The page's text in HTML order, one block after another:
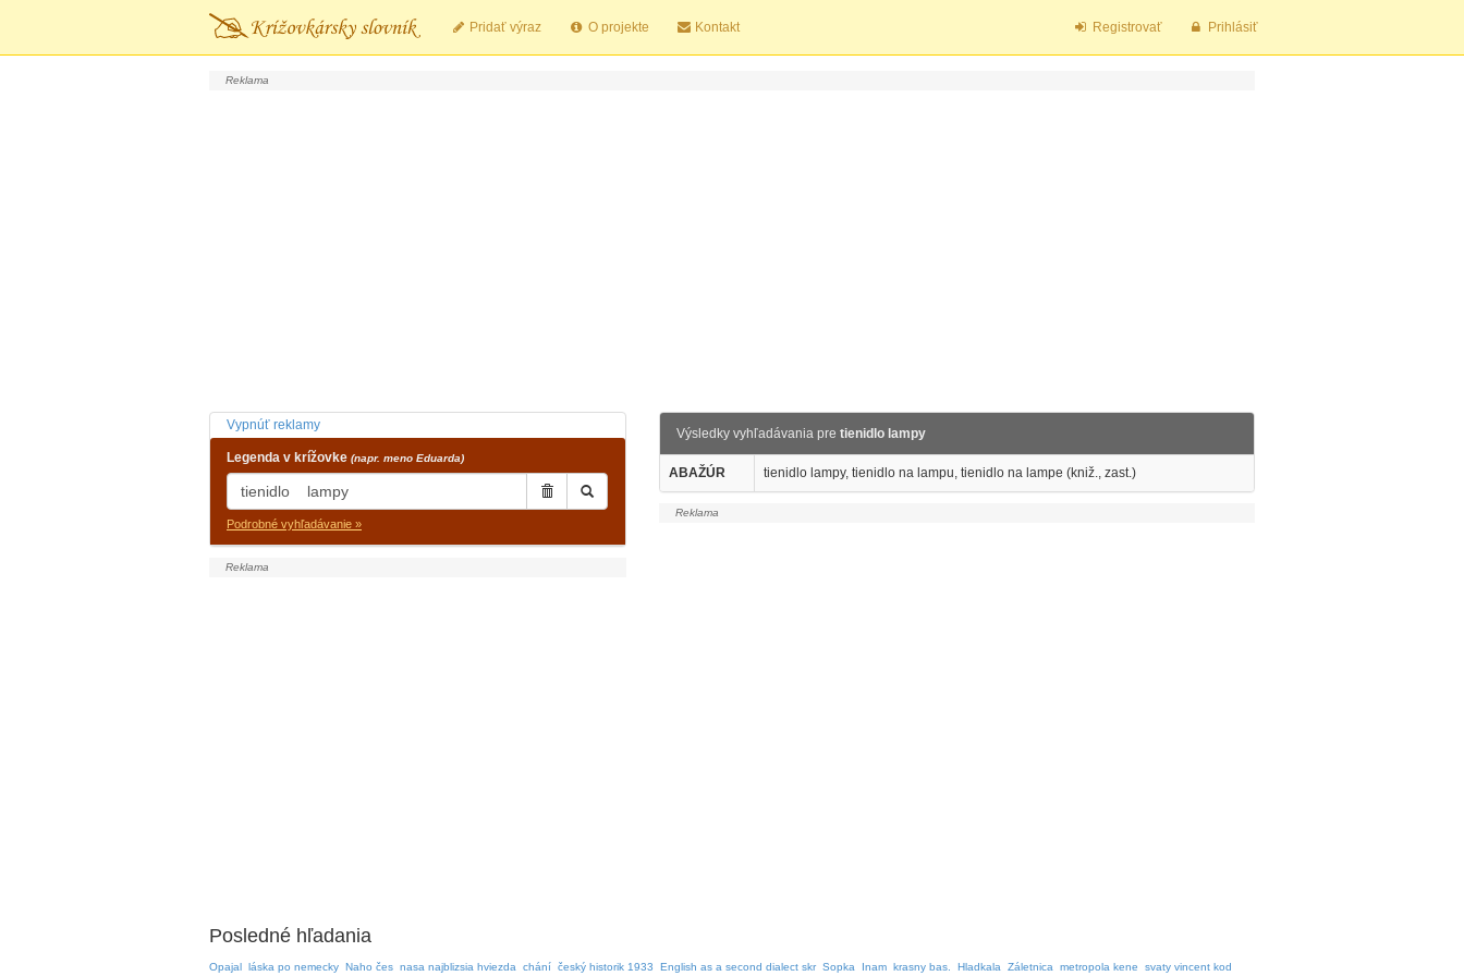
Pridať výraz O projekte Kontakt Registrovať Prihlásiť
Vypnúť reklamy
Legenda v krížovke (napr. meno Eduarda)
Podrobné vyhľadávanie »
Výsledky vyhľadávania pre tienidlo lampy
ABAŽÚR tienidlo lampy, tienidlo na lampu, tienidlo na lampe (kniž., zast.)
Posledné hľadania
Opajal láska po nemecky Naho čes nasa najblizsia hviezda chání český historik 1933 English as a second dialect skr Sopka Inam krasny bas. Hladkala Záletnica metropola kene svaty vincent kod